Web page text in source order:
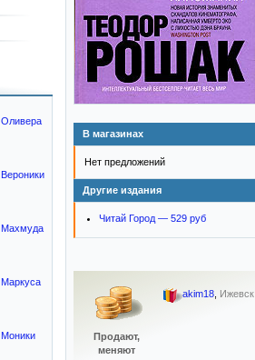
В магазинах
Нет предложений
Другие издания
Читай Город — 529 руб
Продают,
меняют
akim18, Ижевск
Оливера
Вероники
Махмуда
Маркуса
Моники